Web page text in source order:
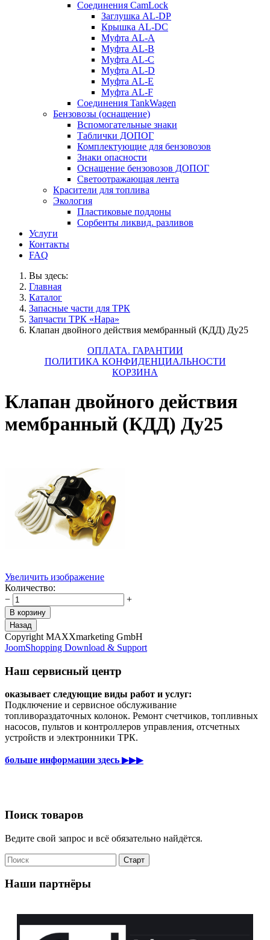
Соединения CamLock
Заглушка AL-DP
Крышка AL-DC
Муфта AL-A
Муфта AL-B
Муфта AL-C
Муфта AL-D
Муфта AL-E
Муфта AL-F
Соединения TankWagen
Бензовозы (оснащение)
Вспомогательные знаки
Таблички ДОПОГ
Комплектующие для бензовозов
Знаки опасности
Оснащение бензовозов ДОПОГ
Светоотражающая лента
Красители для топлива
Экология
Пластиковые поддоны
Сорбенты ликвид. разливов
Услуги
Контакты
FAQ
Вы здесь:
Главная
Каталог
Запасные части для ТРК
Запчасти ТРК «Нара»
Клапан двойного действия мембранный (КДД) Ду25
ОПЛАТА. ГАРАНТИИ
ПОЛИТИКА КОНФИДЕНЦИАЛЬНОСТИ
КОРЗИНА
Клапан двойного действия
мембранный (КДД) Ду25
Увеличить изображение
Количество:
−
+
Copyright MAXXmarketing GmbH
JoomShopping Download & Support
Наш сервисный центр
оказывает следующие виды работ и услуг:
Подключение и сервисное обслуживание
топливораздаточных колонок. Ремонт счетчиков, топливных
насосов, пультов и контроллеров управления, отсчетных
устройств и электронники ТРК.
больше информации здесь ▶▶▶
Поиск товаров
Ведите свой запрос и всё обязательно найдётся.
Наши партнёры